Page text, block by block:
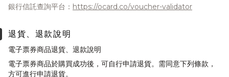
銀行信託查詢平台： https://ocard.co/voucher-validator
退貨、退款說明
電子票券商品退貨、退款說明
電子票券商品於購買成功後，可自行申請退貨。需同意下列條款，
方可進行申請退貨。